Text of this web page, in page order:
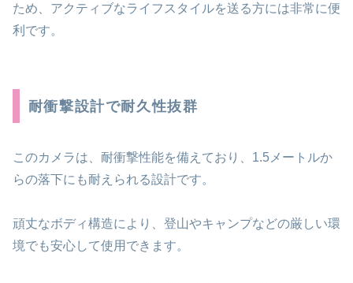
ため、アクティブなライフスタイルを送る方には非常に便
利です。
耐衝撃設計で耐久性抜群
このカメラは、耐衝撃性能を備えており、1.5メートルか
らの落下にも耐えられる設計です。
頑丈なボディ構造により、登山やキャンプなどの厳しい環
境でも安心して使用できます。